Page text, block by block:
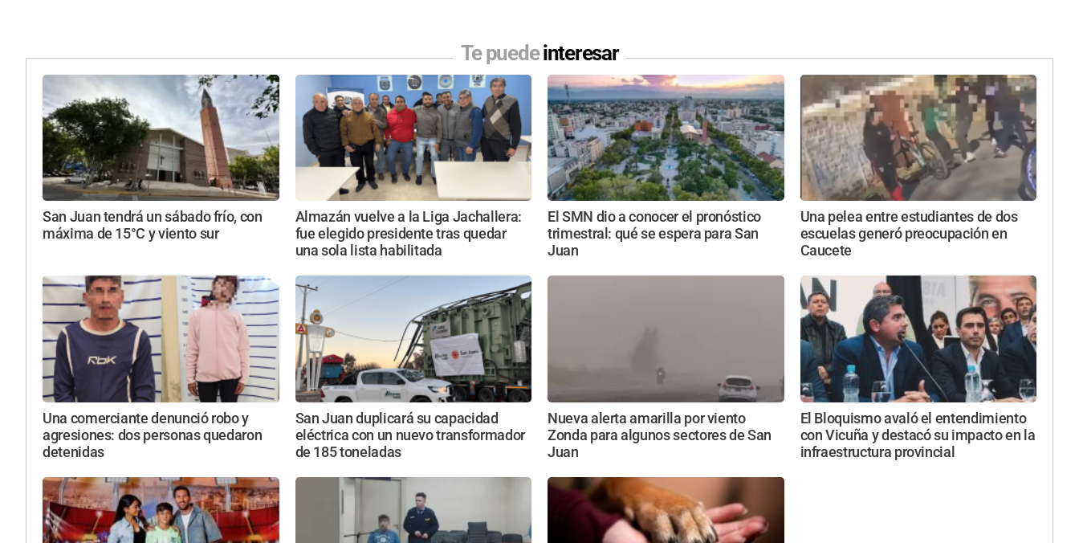
Te puedeinteresar
San Juan tendrá un sábado frío, con
máxima de 15°C y viento sur
Almazán vuelve a la Liga Jachallera:
fue elegido presidente tras quedar
una sola lista habilitada
El SMN dio a conocer el pronóstico
trimestral: qué se espera para San
Juan
Una pelea entre estudiantes de dos
escuelas generó preocupación en
Caucete
Una comerciante denunció robo y
agresiones: dos personas quedaron
detenidas
San Juan duplicará su capacidad
eléctrica con un nuevo transformador
de 185 toneladas
Nueva alerta amarilla por viento
Zonda para algunos sectores de San
Juan
El Bloquismo avaló el entendimiento
con Vicuña y destacó su impacto en la
infraestructura provincial